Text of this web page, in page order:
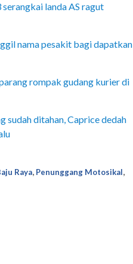
landa AS ragut
nama pesakit bagi dapatkan
rompak gudang kurier di
sudah ditahan, Caprice dedah
Raya, Penunggang Motosikal,